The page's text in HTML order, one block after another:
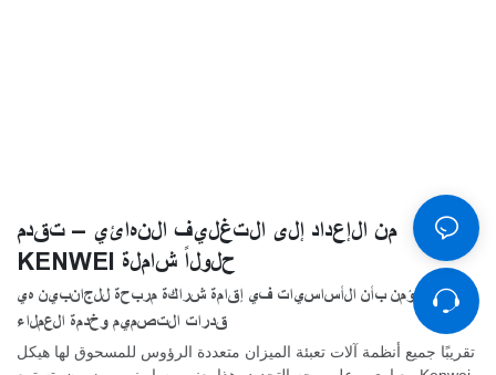
من الإعداد إلى التغليف النهائي – تقدم
KENWEI حلولاً شاملة
نحن نؤمن بأن الأساسيات في إقامة شراكة مربحة للجانبين هي
قدرات التصميم وخدمة العملاء
تقريبًا جميع أنظمة آلات تعبئة الميزان متعددة الرؤوس للمسحوق لها هيكل